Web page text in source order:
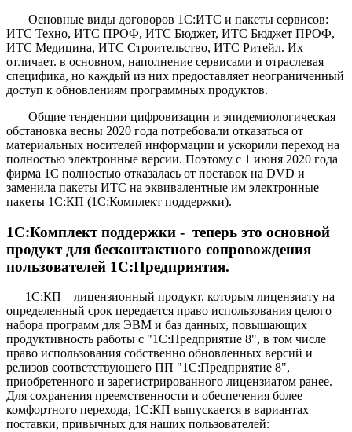
Основные виды договоров 1С:ИТС и пакеты сервисов:
ИТС Техно, ИТС ПРОФ, ИТС Бюджет, ИТС Бюджет ПРОФ,
ИТС Медицина, ИТС Строительство, ИТС Ритейл. Их
отличает. в основном, наполнение сервисами и отраслевая
специфика, но каждый из них предоставляет неограниченный
доступ к обновлениям программных продуктов.
Общие тенденции цифровизации и эпидемиологическая
обстановка весны 2020 года потребовали отказаться от
материальных носителей информации и ускорили переход на
полностью электронные версии. Поэтому с 1 июня 2020 года
фирма 1С полностью отказалась от поставок на DVD и
заменила пакеты ИТС на эквивалентные им электронные
пакеты 1С:КП (1С:Комплект поддержки).
1С:Комплект поддержки - теперь это основной
продукт для бесконтактного сопровождения
пользователей 1С:Предприятия.
1С:КП – лицензионный продукт, которым лицензиату на
определенный срок передается право использования целого
набора программ для ЭВМ и баз данных, повышающих
продуктивность работы с "1С:Предприятие 8", в том числе
право использования собственно обновленных версий и
релизов соответствующего ПП "1С:Предприятие 8",
приобретенного и зарегистрированного лицензиатом ранее.
Для сохранения преемственности и обеспечения более
комфортного перехода, 1С:КП выпускается в вариантах
поставки, привычных для наших пользователей: